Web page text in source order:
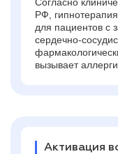
РФ,
для пациентов с
сердечно-
вызывает
Активация